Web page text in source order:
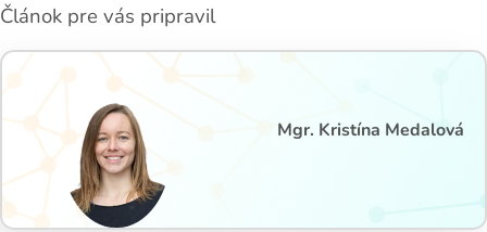
Článok pre vás pripravil
Mgr. Kristína Medalová